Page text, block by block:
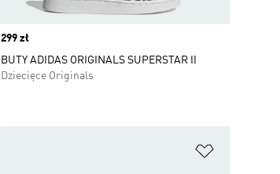
Price
299 zł
BUTY ADIDAS ORIGINALS SUPERSTAR II
Dziecięce Originals